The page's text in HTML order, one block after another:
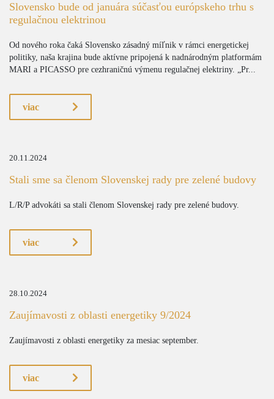
Slovensko bude od januára súčasťou európskeho trhu s
regulačnou elektrinou
Od nového roka čaká Slovensko zásadný míľnik v rámci energetickej
politiky, naša krajina bude aktívne pripojená k nadnárodným platformám
MARI a PICASSO pre cezhraničnú výmenu regulačnej elektriny. „Pr...
viac
20.11.2024
Stali sme sa členom Slovenskej rady pre zelené budovy
L/R/P advokáti sa stali členom Slovenskej rady pre zelené budovy.
viac
28.10.2024
Zaujímavosti z oblasti energetiky 9/2024
Zaujímavosti z oblasti energetiky za mesiac september.
viac